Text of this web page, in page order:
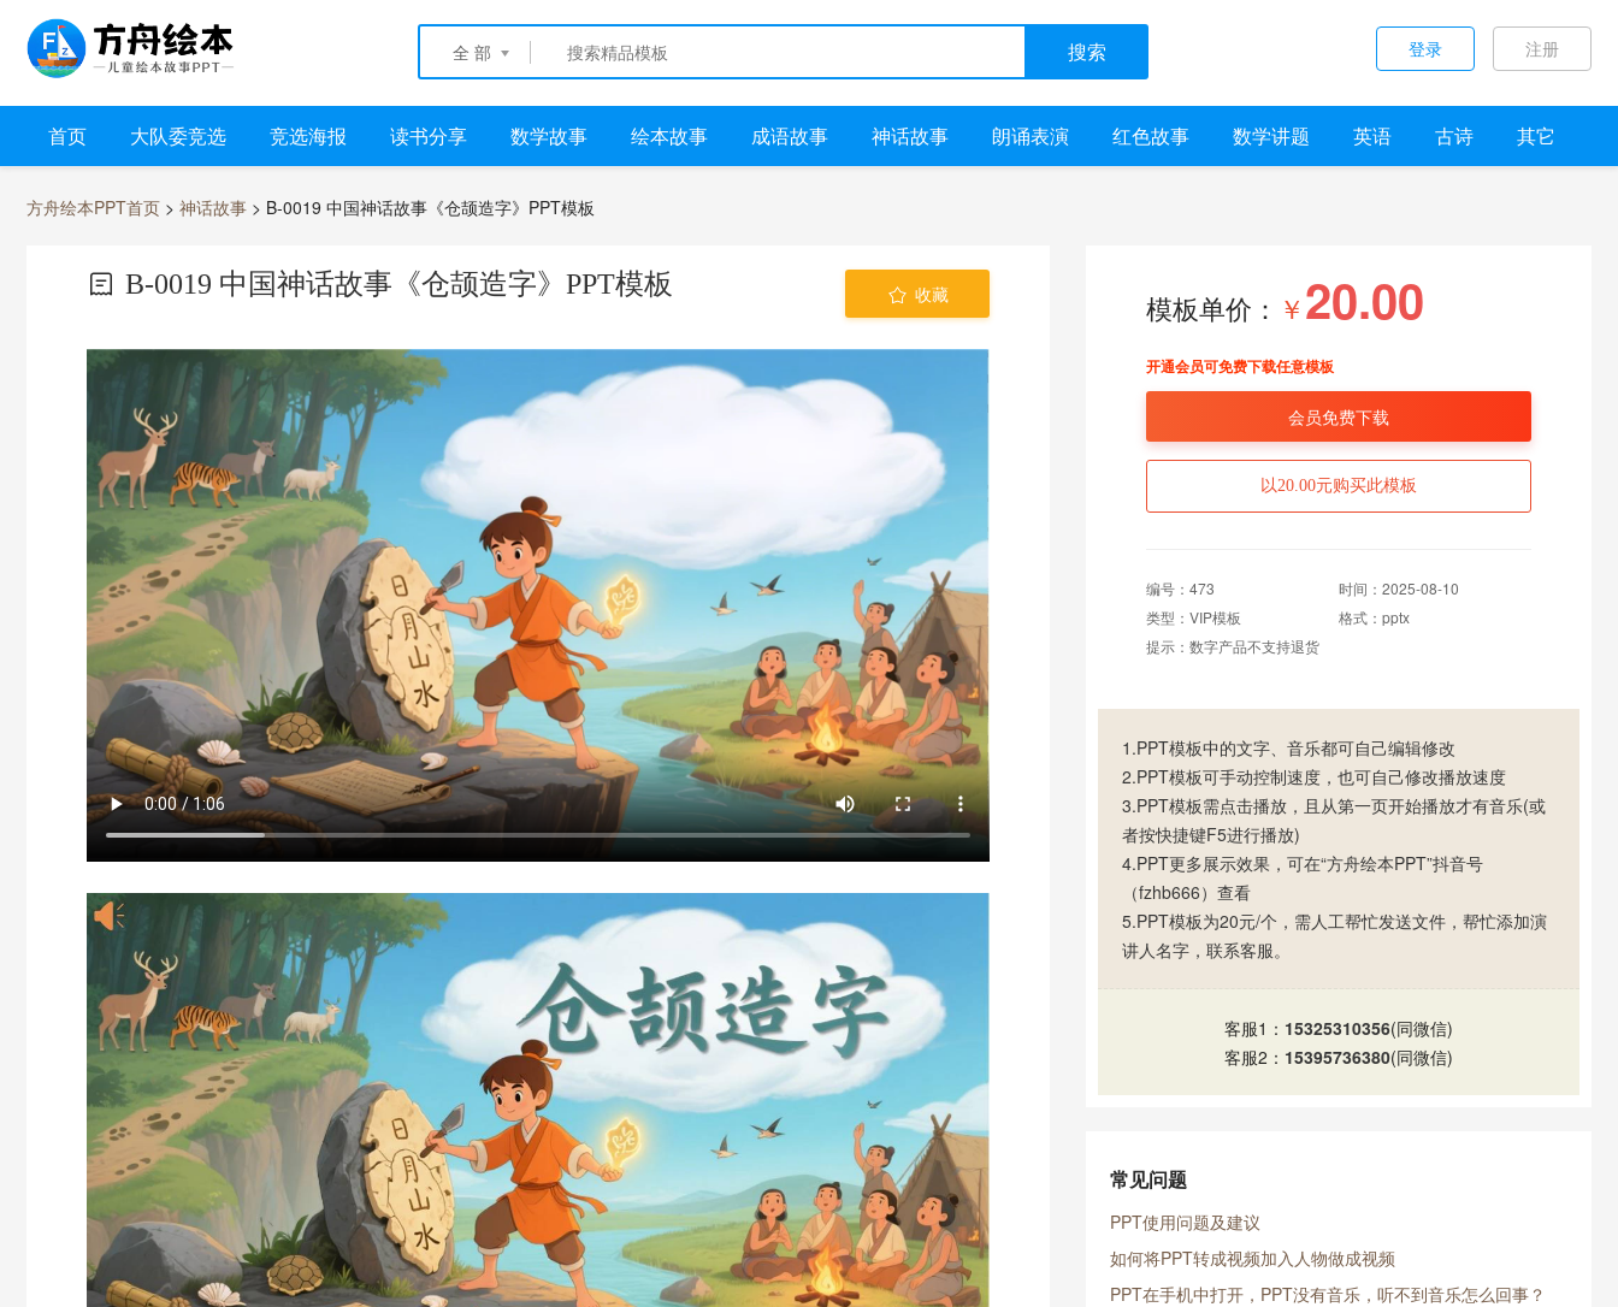
全 部 搜索 注册
登录
首页 大队委竞选 竞选海报 读书分享 数学故事 绘本故事 成语故事 神话故事 朗诵表演 红色故事 数学讲题 英语 古诗 其它
方舟绘本PPT首页 > 神话故事 > B-0019 中国神话故事《仓颉造字》PPT模板
B-0019 中国神话故事《仓颉造字》PPT模板 收藏 模板单价： ￥20.00
开通会员可免费下载任意模板
会员免费下载
以20.00元购买此模板
编号：473
时间：2025-08-10
类型：VIP模板
格式：pptx
提示：数字产品不支持退货
1.PPT模板中的文字、音乐都可自己编辑修改
2.PPT模板可手动控制速度，也可自己修改播放速度
3.PPT模板需点击播放，且从第一页开始播放才有音乐(或
者按快捷键F5进行播放)
4.PPT更多展示效果，可在“方舟绘本PPT”抖音号
（fzhb666）查看
5.PPT模板为20元/个，需人工帮忙发送文件，帮忙添加演
讲人名字，联系客服。
客服1： 15325310356(同微信)
客服2： 15395736380(同微信)
常见问题
PPT使用问题及建议
如何将PPT转成视频加入人物做成视频
PPT在手机中打开，PPT没有音乐，听不到音乐怎么回事？